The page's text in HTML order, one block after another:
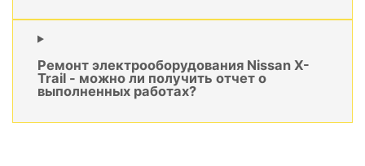
Ремонт электрооборудования Nissan X-
Trail - можно ли получить отчет о
выполненных работах?